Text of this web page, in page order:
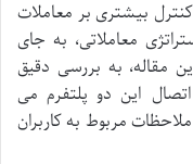
بیشتری بر معاملات
معاملاتی، به جای
مقاله، به بررسی دقیق
این دو پلتفرم می
ملاحظات مربوط به کاربران